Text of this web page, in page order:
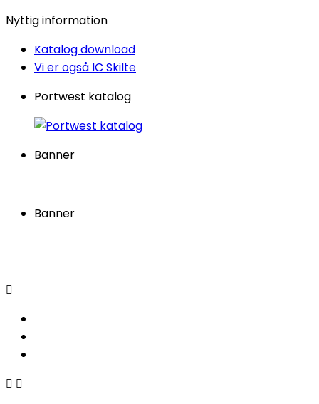
Nyttig information
Katalog download
Vi er også IC Skilte
Portwest katalog
Banner
Banner

 